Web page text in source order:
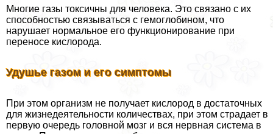
Многие газы токсичны для человека. Это связано с их
способностью связываться с гемоглобином, что
нарушает нормальное его функционирование при
переносе кислорода.
Удушье газом и его симптомы
При этом организм не получает кислород в достаточных
для жизнедеятельности количествах, при этом страдает в
первую очередь головной мозг и вся нервная система в